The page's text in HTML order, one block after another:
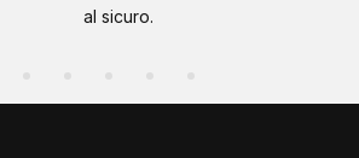
al sicuro.